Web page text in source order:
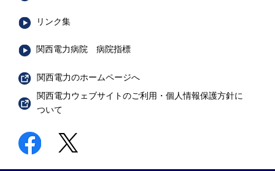
リンク集
関西電力病院 病院指標
関西電力のホームページへ
関西電力ウェブサイトのご利用・個人情報保護方針に
ついて